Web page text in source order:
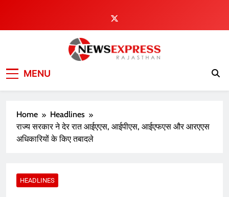
content
MENU
Home
Headlines
राज्य सरकार ने देर रात आईएएस, आईपीएस, आईएफएस और आरएएस
अधिकारियों के किए तबादले
HEADLINES